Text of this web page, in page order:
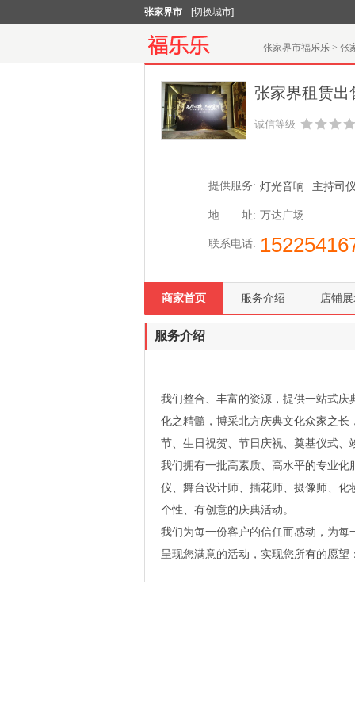
张家界市 [切换城市]
张家界市福乐乐 > 张
张家界租赁出
诚信等级
提供服务: 灯光音响 主持司
地 址: 万达广场
联系电话:
商家首页 服务介绍 店铺
服务介绍
我们整合、丰富的资源，提供一站式
化之精髓，博采北方庆典文化众家之
节、生日祝贺、节日庆祝、奠基仪式
我们拥有一批高素质、高水平的专业
仪、舞台设计师、插花师、摄像师、
个性、有创意的庆典活动。
我们为每一份客户的信任而感动，为
呈现您满意的活动，实现您所有的愿